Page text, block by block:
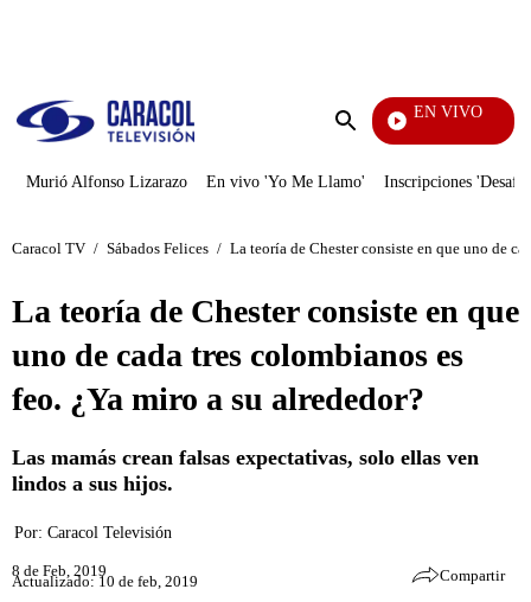
Enviar
EN VIVO
Televentas
Murió Alfonso Lizarazo En vivo 'Yo Me Llamo' Inscripciones
Caracol TV / Sábados Felices / La teoría de Chester consiste en que uno de
La teoría de Chester consiste en que
uno de cada tres colombianos es
feo. ¿Ya miro a su alrededor?
Las mamás crean falsas expectativas, solo ellas ven
lindos a sus hijos.
Por: Caracol Televisión
8 de Feb, 2019
Actualizado: 10 de feb, 2019 Compartir